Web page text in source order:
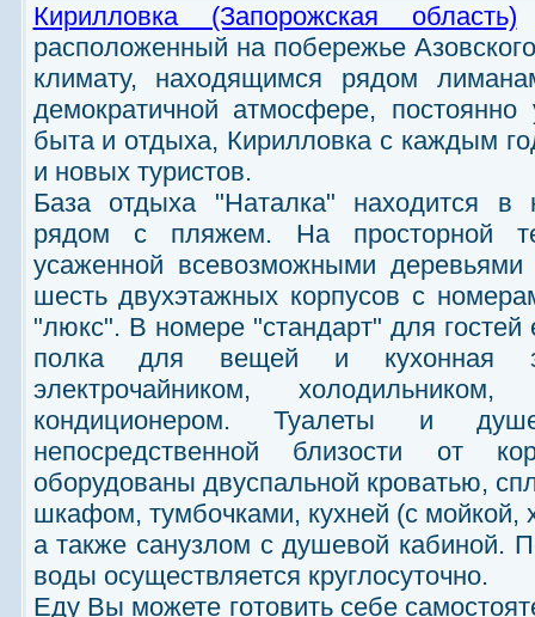
Кирилловка (Запорожская область)
расположенный на побережье
климату, находящимся рядом
демократичной атмосфере,
быта и отдыха, Кирилловка с каждым
и новых туристов.
База отдыха "Наталка" находится в
рядом с пляжем. На просторной
усаженной всевозможными
шесть двухэтажных корпусов с
"люкс". В номере "стандарт" для гостей
полка для вещей и кухонная
электрочайником,
кондиционером. Туалеты и
непосредственной близости от
оборудованы двуспальной кроватью,
шкафом, тумбочками, кухней (с мойкой,
а также санузлом с душевой кабиной.
воды осуществляется круглосуточно.
Еду Вы можете готовить себе